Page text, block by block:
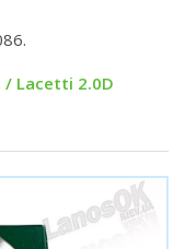
Lacetti 2.0D